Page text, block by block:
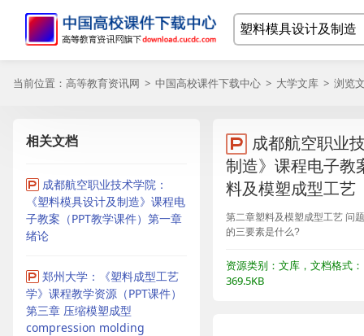
当前位置： 高等教育资讯网 > 中国高校课件下载中心 > 大学文库 > 浏览
相关文档
成都航空职业技术学院：
《塑料模具设计及制造》课程电
子教案（PPT教学课件）第一章
绪论
郑州大学：《塑料成型工艺
学》课程教学资源（PPT课件）
第三章 压缩模塑成型
compression molding
成都航空职业
制造》课程电子教
料及模塑成型工艺
第二章塑料及模塑成型工艺 问
的三要素是什么?
资源类别：文库，文档格式
369.5KB